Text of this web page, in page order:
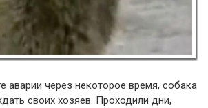
аварии через некоторое время, собака
своих хозяев. Проходили дни,